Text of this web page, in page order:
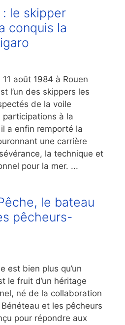
le skipper
conquis la
août 1984 à Rouen
l’un des skippers les
de la voile
participations à la
a enfin remporté la
une carrière
la technique et
pour la mer. ...
le bateau
pêcheurs-
est bien plus qu’un
le fruit d’un héritage
né de la collaboration
et les pêcheurs
pour répondre aux